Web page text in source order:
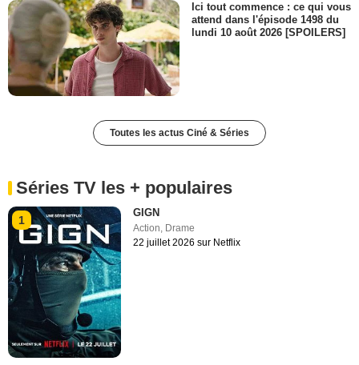
Ici tout commence : ce qui vous
attend dans l'épisode 1498 du
lundi 10 août 2026 [SPOILERS]
Toutes les actus Ciné & Séries
Séries TV les + populaires
1
GIGN
Action, Drame
22 juillet 2026 sur Netflix